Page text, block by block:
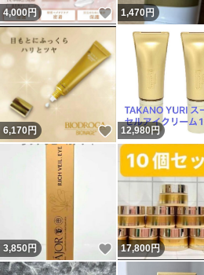
4,000円 いいね！
1,470円
6,170円 いいね！
12,980円
3,850円 いいね！
17,800円